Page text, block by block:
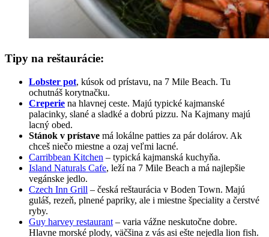
Tipy na reštaurácie:
Lobster pot, kúsok od prístavu, na 7 Mile Beach. Tu
ochutnáš korytnačku.
Creperie na hlavnej ceste. Majú typické kajmanské
palacinky, slané a sladké a dobrú pizzu. Na Kajmany majú
lacný obed.
Stánok v prístave má lokálne patties za pár dolárov. Ak
chceš niečo miestne a ozaj veľmi lacné.
Carribbean Kitchen – typická kajmanská kuchyňa.
Island Naturals Cafe, leží na 7 Mile Beach a má najlepšie
vegánske jedlo.
Czech Inn Grill – česká reštaurácia v Boden Town. Majú
guláš, rezeň, plnené papriky, ale i miestne špeciality a čerstvé
ryby.
Guy harvey restaurant – varia vážne neskutočne dobre.
Hlavne morské plody, väčšina z vás asi ešte nejedla lion fish.